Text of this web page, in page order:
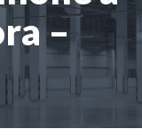
a
a
t
o
–